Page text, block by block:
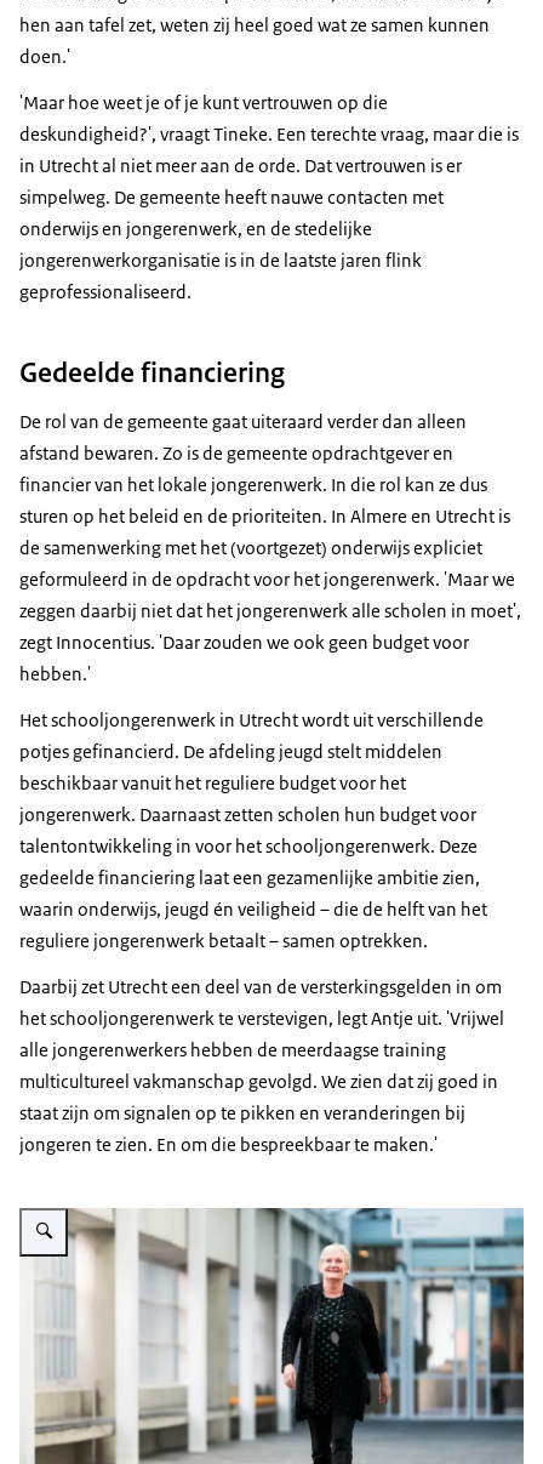
hen aan tafel zet, weten zij heel goed wat ze samen kunnen
doen.'
'Maar hoe weet je of je kunt vertrouwen op die
deskundigheid?', vraagt Tineke. Een terechte vraag, maar die is
in Utrecht al niet meer aan de orde. Dat vertrouwen is er
simpelweg. De gemeente heeft nauwe contacten met
onderwijs en jongerenwerk, en de stedelijke
jongerenwerkorganisatie is in de laatste jaren flink
geprofessionaliseerd.
Gedeelde financiering
De rol van de gemeente gaat uiteraard verder dan alleen
afstand bewaren. Zo is de gemeente opdrachtgever en
financier van het lokale jongerenwerk. In die rol kan ze dus
sturen op het beleid en de prioriteiten. In Almere en Utrecht is
de samenwerking met het (voortgezet) onderwijs expliciet
geformuleerd in de opdracht voor het jongerenwerk. 'Maar we
zeggen daarbij niet dat het jongerenwerk alle scholen in moet',
zegt Innocentius. 'Daar zouden we ook geen budget voor
hebben.'
Het schooljongerenwerk in Utrecht wordt uit verschillende
potjes gefinancierd. De afdeling jeugd stelt middelen
beschikbaar vanuit het reguliere budget voor het
jongerenwerk. Daarnaast zetten scholen hun budget voor
talentontwikkeling in voor het schooljongerenwerk. Deze
gedeelde financiering laat een gezamenlijke ambitie zien,
waarin onderwijs, jeugd én veiligheid – die de helft van het
reguliere jongerenwerk betaalt – samen optrekken.
Daarbij zet Utrecht een deel van de versterkingsgelden in om
het schooljongerenwerk te verstevigen, legt Antje uit. 'Vrijwel
alle jongerenwerkers hebben de meerdaagse training
multicultureel vakmanschap gevolgd. We zien dat zij goed in
staat zijn om signalen op te pikken en veranderingen bij
jongeren te zien. En om die bespreekbaar te maken.'
Vergroot afbeelding Tineke Woudstra